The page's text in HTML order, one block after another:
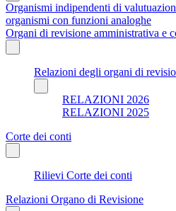
Organismi indipendenti di
organismi con funzioni analoghe
Organi di revisione amministrativa e
Relazioni degli organi di
RELAZIONI 2026
RELAZIONI 2025
Corte dei conti
Rilievi Corte dei conti
Relazioni Organo di Revisione